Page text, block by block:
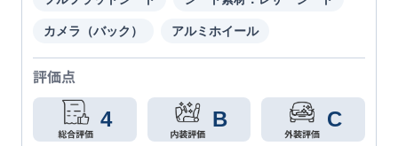
カメラ（バック） アルミホイール
評価点
4 B C